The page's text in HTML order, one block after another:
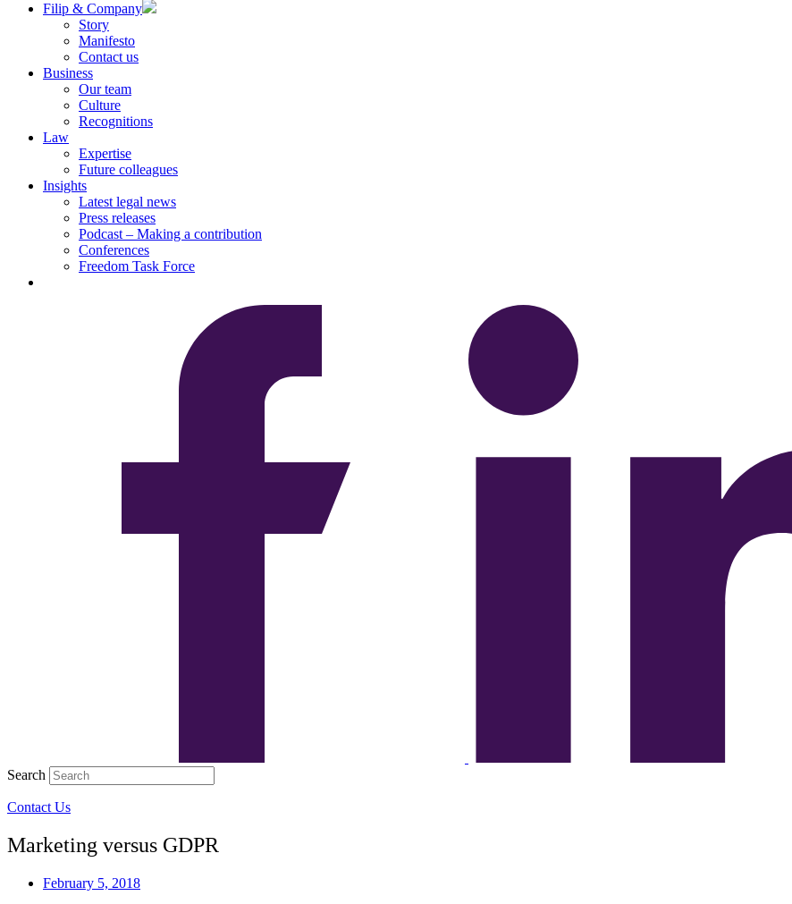
Filip & Company
Story
Manifesto
Contact us
Business
Our team
Culture
Recognitions
Law
Expertise
Future colleagues
Insights
Latest legal news
Press releases
Podcast – Making a contribution
Conferences
Freedom Task Force
Search
Contact Us
Marketing versus GDPR
February 5, 2018